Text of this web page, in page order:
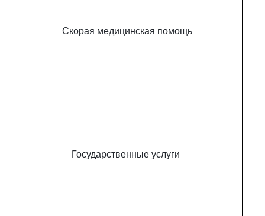
Скорая медицинская помощь
Государственные услуги